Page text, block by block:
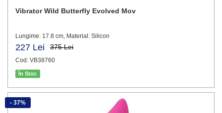
Vibrator Wild Butterfly Evolved Mov
Lungime: 17.8 cm, Material: Silicon
227 Lei 375 Lei
Cod: VB38760
În Stoc
- 37%